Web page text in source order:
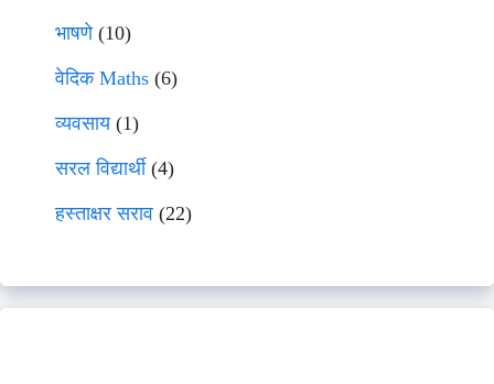
भाषणे(10)
वेदिक Maths (6)
व्यवसाय(1)
सरल विद्यार्थी(4)
हस्ताक्षर सराव (22)